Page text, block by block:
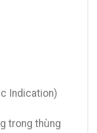
Indication)
trong thùng